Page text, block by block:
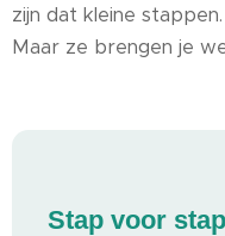
zijn dat kleine stappen.
Maar ze brengen je
Stap voor